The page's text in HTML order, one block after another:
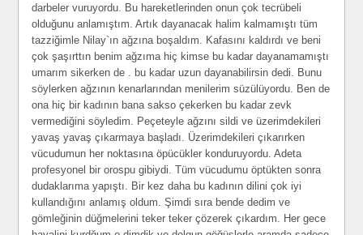
darbeler vuruyordu. Bu hareketlerinden onun çok tecrübeli
olduğunu anlamıştım. Artık dayanacak halim kalmamıştı tüm
tazziğimle Nilay`ın ağzına boşaldım. Kafasını kaldırdı ve beni
çok şaşırttın benim ağzıma hiç kimse bu kadar dayanamamıştı
umarım sikerken de . bu kadar uzun dayanabilirsin dedi. Bunu
söylerken ağzının kenarlarından menilerim süzülüyordu. Ben de
ona hiç bir kadının bana sakso çekerken bu kadar zevk
vermediğini söyledim. Peçeteyle ağzını sildi ve üzerimdekileri
yavaş yavaş çıkarmaya başladı. Üzerimdekileri çıkarırken
vücudumun her noktasına öpücükler konduruyordu. Adeta
profesyonel bir orospu gibiydi. Tüm vücudumu öptükten sonra
dudaklarıma yapıştı. Bir kez daha bu kadının dilini çok iyi
kullandığını anlamış oldum. Şimdi sıra bende dedim ve
gömleğinin düğmelerini teker teker çözerek çıkardım. Her gece